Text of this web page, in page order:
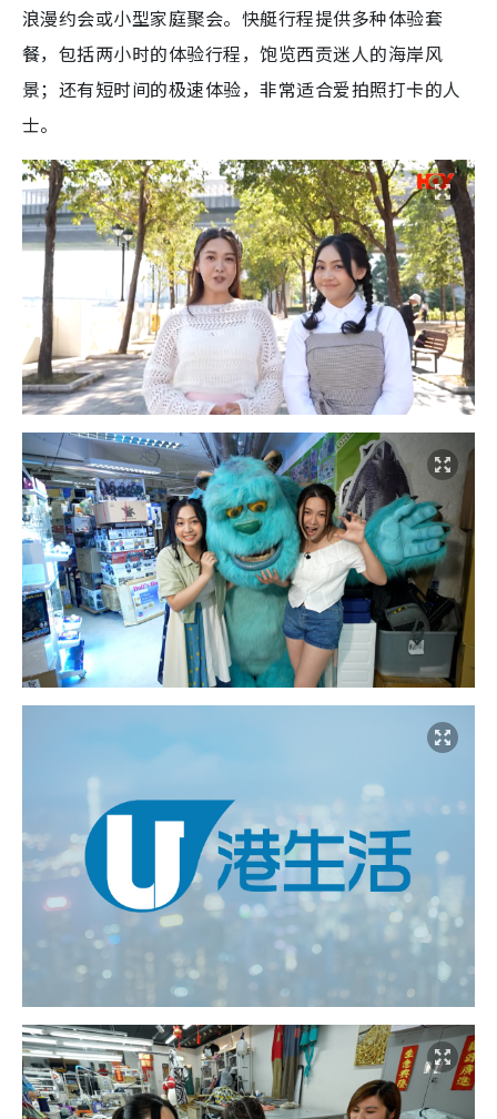
浪漫约会或小型家庭聚会。快艇行程提供多种体验套
餐，包括两小时的体验行程，饱览西贡迷人的海岸风
景；还有短时间的极速体验，非常适合爱拍照打卡的人
士。